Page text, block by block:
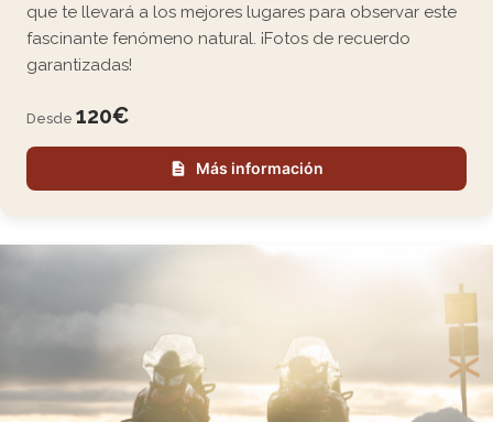
que te llevará a los mejores lugares para observar este
fascinante fenómeno natural. ¡Fotos de recuerdo
garantizadas!
Desde 120€
Más información